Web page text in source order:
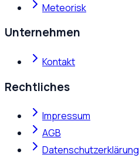
Meteorisk
Unternehmen
Kontakt
Rechtliches
Impressum
AGB
Datenschutzerklärung